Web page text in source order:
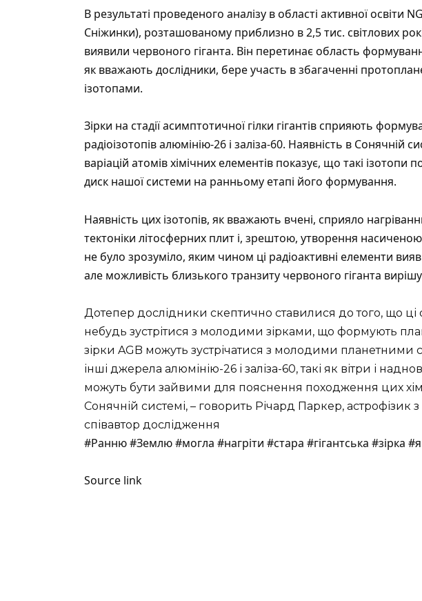
В результаті проведеного аналізу в області активної освіти
Сніжинки), розташованому приблизно в 2,5 тис. світлових
виявили червоного гіганта. Він перетинає область
як вважають дослідники, бере участь в збагаченні
ізотопами.
Зірки на стадії асимптотичної гілки гігантів сприяють
радіоізотопів алюмінію-26 і заліза-60. Наявність в Сонячній
варіацій атомів хімічних елементів показує, що такі
диск нашої системи на ранньому етапі його формування.
Наявність цих ізотопів, як вважають вчені, сприяло
тектоніки літосферних плит і, зрештою, утворення
не було зрозуміло, яким чином ці радіоактивні елементи
але можливість близького транзиту червоного гіганта
Дотепер дослідники скептично ставилися до того, що ці
небудь зустрітися з молодими зірками, що формують
зірки AGB можуть зустрічатися з молодими
інші джерела алюмінію-26 і заліза-60, такі як вітри і
можуть бути зайвими для пояснення походження цих
Сонячній системі, – говорить Річард Паркер, астрофізик
співавтор дослідження
#Ранню #Землю #могла #нагріти #стара #гігантська #зірка
Source link